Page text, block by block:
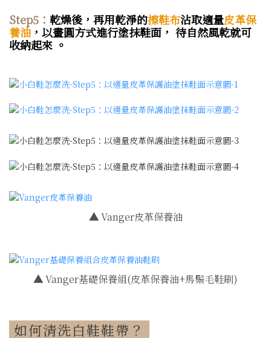
Step5： 乾燥後，再用乾淨的擦鞋布沾取適量皮革保
養油，以畫圓方式進行塗抹鞋面， 待自然風乾就可
收納起來 。
▲Vanger皮革保養油
▲Vanger基礎保養組(皮革保養油+馬鬃毛鞋刷)
如何清洗白鞋鞋帶？